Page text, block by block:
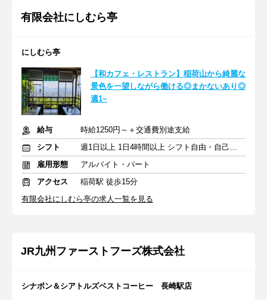
有限会社にしむら亭
にしむら亭
【和カフェ・レストラン】稲荷山から綺麗な
景色を一望しながら働ける◎まかないあり◎
週1~
給与
時給1250円～＋交通費別途支給
シフト
週1日以上 1日4時間以上 シフト自由・自己申告
雇用形態
アルバイト・パート
アクセス
稲荷駅 徒歩15分
有限会社にしむら亭の求人一覧を見る
JR九州ファーストフーズ株式会社
シナボン＆シアトルズベストコーヒー 長崎駅店